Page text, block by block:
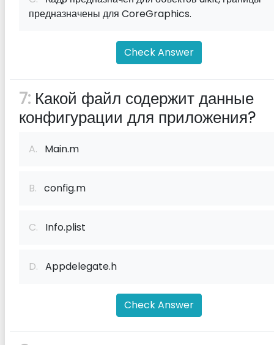
предназначены для CoreGraphics.
Check Answer
7: Какой файл содержит данные
конфигурации для приложения?
A. Main.m
B. config.m
C. Info.plist
D. Appdelegate.h
Check Answer